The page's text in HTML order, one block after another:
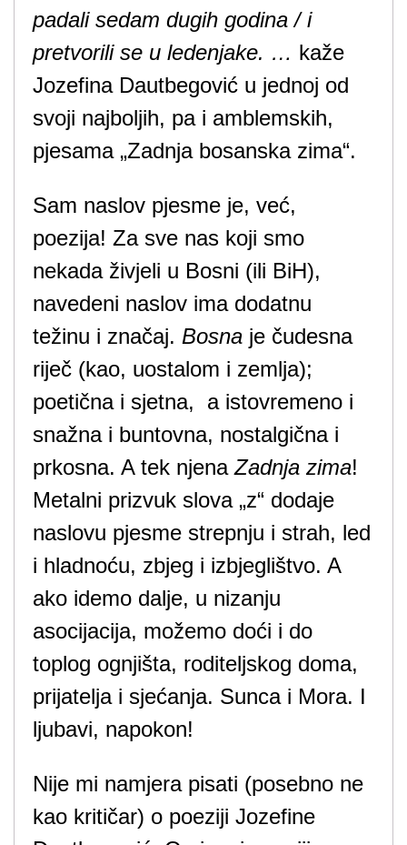
padali sedam dugih godina / i
pretvorili se u ledenjake. … kaže
Jozefina Dautbegović u jednoj od
svoji najboljih, pa i amblemskih,
pjesama „Zadnja bosanska zima“.
Sam naslov pjesme je, već,
poezija! Za sve nas koji smo
nekada živjeli u Bosni (ili BiH),
navedeni naslov ima dodatnu
težinu i značaj. Bosna je čudesna
riječ (kao, uostalom i zemlja);
poetična i sjetna, a istovremeno i
snažna i buntovna, nostalgična i
prkosna. A tek njenaZadnja zima!
Metalni prizvuk slova „z“ dodaje
naslovu pjesme strepnju i strah, led
i hladnoću, zbjeg i izbjeglištvo. A
ako idemo dalje, u nizanju
asocijacija, možemo doći i do
toplog ognjišta, roditeljskog doma,
prijatelja i sjećanja. Sunca i Mora. I
ljubavi, napokon!
Nije mi namjera pisati (posebno ne
kao kritičar) o poeziji Jozefine